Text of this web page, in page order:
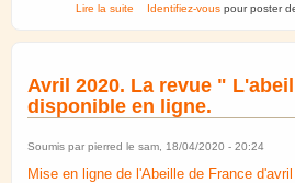
Lire la suite de L'île aux miels. La Réunion.
Identifiez-vous pour poster
Avril 2020. La revue "
disponible en ligne.
Soumis par pierred le sam, 18/04/2020 - 20:24
Mise en ligne de l'Abeille de France d'avril